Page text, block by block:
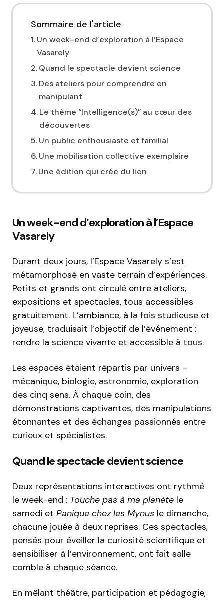
Sommaire de l'article
Un week-end d’exploration à l’Espace
Vasarely
Quand le spectacle devient science
Des ateliers pour comprendre en
manipulant
Le thème “Intelligence(s)” au cœur des
découvertes
Un public enthousiaste et familial
Une mobilisation collective exemplaire
Une édition qui crée du lien
Un week-end d’exploration à l’Espace
Vasarely
Durant deux jours, l’Espace Vasarely s’est
métamorphosé en vaste terrain d’expériences.
Petits et grands ont circulé entre ateliers,
expositions et spectacles, tous accessibles
gratuitement. L’ambiance, à la fois studieuse et
joyeuse, traduisait l’objectif de l’événement :
rendre la science vivante et accessible à tous.
Les espaces étaient répartis par univers –
mécanique, biologie, astronomie, exploration
des cinq sens. À chaque coin, des
démonstrations captivantes, des manipulations
étonnantes et des échanges passionnés entre
curieux et spécialistes.
Quand le spectacle devient science
Deux représentations interactives ont rythmé
le week-end : Touche pas à ma planète le
samedi et Panique chez les Mynus le dimanche,
chacune jouée à deux reprises. Ces spectacles,
pensés pour éveiller la curiosité scientifique et
sensibiliser à l’environnement, ont fait salle
comble à chaque séance.
En mêlant théâtre, participation et pédagogie,